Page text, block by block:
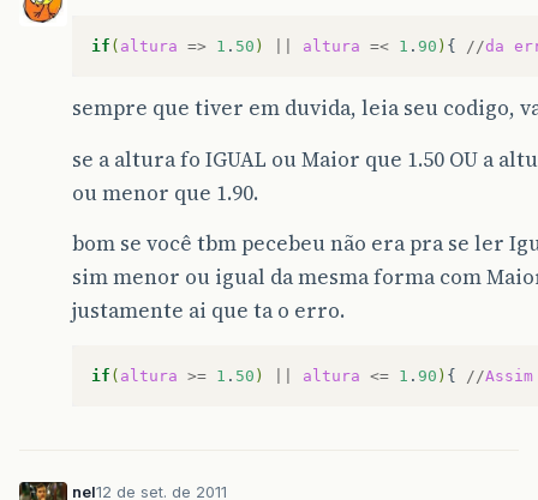
if ( altura => 1 . 50 ) altura =< 1 . 90 ) { //da
sempre que tiver em duvida, leia seu codigo,
se a altura fo IGUAL ou Maior que 1.50 OU a
ou menor que 1.90.
bom se você tbm pecebeu não era pra se ler
sim menor ou igual da mesma forma com
justamente ai que ta o erro.
if ( altura >= 1 . 50 ) altura <= 1 . 90 ) { //Assim
nel12 de set. de 2011